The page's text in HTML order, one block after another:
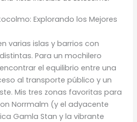
Explorando los Mejores
varias islas y barrios con
Para un mochilero
el equilibrio entre una
al transporte público y un
Mis tres zonas favoritas para
Norrmalm (y el adyacente
Gamla Stan y la vibrante